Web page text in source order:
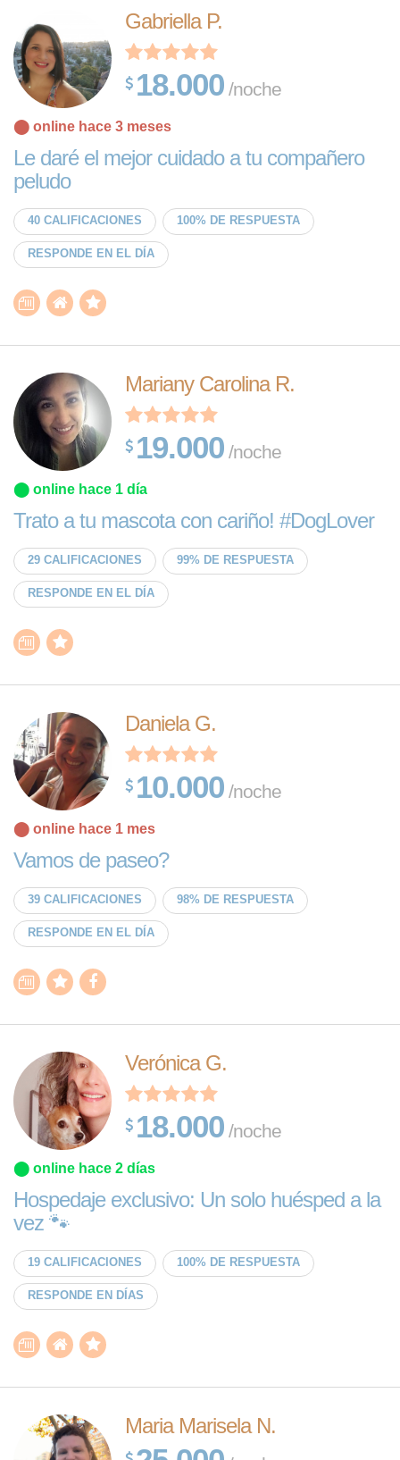
Gabriella P.
18.000 /noche
⬤ online hace 3 meses
Le daré el mejor cuidado a tu compañero
peludo
40 CALIFICACIONES 100% DE RESPUESTA
RESPONDE EN EL DÍA
Mariany Carolina R.
19.000 /noche
⬤ online hace 1 día
Trato a tu mascota con cariño! #DogLover
29 CALIFICACIONES 99% DE RESPUESTA
RESPONDE EN EL DÍA
Daniela G.
10.000 /noche
⬤ online hace 1 mes
Vamos de paseo?
39 CALIFICACIONES 98% DE RESPUESTA
RESPONDE EN EL DÍA
Verónica G.
18.000 /noche
⬤ online hace 2 días
Hospedaje exclusivo: Un solo huésped a la
vez 🐾
19 CALIFICACIONES 100% DE RESPUESTA
RESPONDE EN DÍAS
Maria Marisela N.